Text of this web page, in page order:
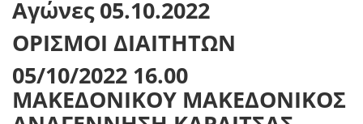
Αγώνες 05.10.2022
ΟΡΙΣΜΟΙ ΔΙΑΙΤΗΤΩΝ
05/10/2022 16.00
ΜΑΚΕΔΟΝΙΚΟΥ ΜΑΚΕΔΟΝΙΚΟΣ